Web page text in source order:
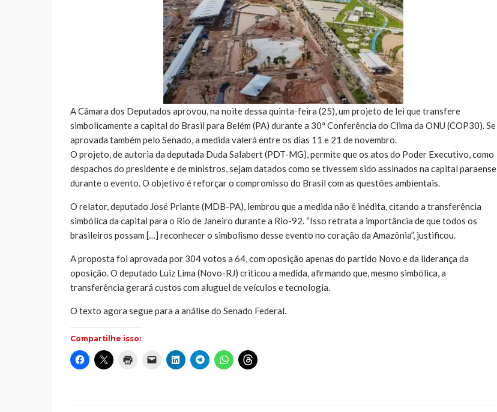
A Câmara dos Deputados aprovou, na noite dessa quinta-feira (25), um projeto de lei que transfere
simbolicamente a capital do Brasil para Belém (PA) durante a 30ª Conferência do Clima da ONU (COP30). Se
aprovada também pelo Senado, a medida valerá entre os dias 11 e 21 de novembro.
O projeto, de autoria da deputada Duda Salabert (PDT-MG), permite que os atos do Poder Executivo, como
despachos do presidente e de ministros, sejam datados como se tivessem sido assinados na capital paraense
durante o evento. O objetivo é reforçar o compromisso do Brasil com as questões ambientais.
O relator, deputado José Priante (MDB-PA), lembrou que a medida não é inédita, citando a transferência
simbólica da capital para o Rio de Janeiro durante a Rio-92. “Isso retrata a importância de que todos os
brasileiros possam […] reconhecer o simbolismo desse evento no coração da Amazônia”, justificou.
A proposta foi aprovada por 304 votos a 64, com oposição apenas do partido Novo e da liderança da
oposição. O deputado Luiz Lima (Novo-RJ) criticou a medida, afirmando que, mesmo simbólica, a
transferência gerará custos com aluguel de veículos e tecnologia.
O texto agora segue para a análise do Senado Federal.
Compartilhe isso:
Clique
para
Clique
para
Clique
para
Clique
para
Clique
para
Clique
para
Clique
para
Clique
para